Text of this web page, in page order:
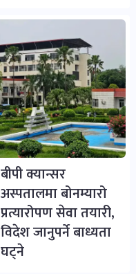
बीपी क्यान्सर
अस्पतालमा बोनम्यारो
प्रत्यारोपण सेवा तयारी,
विदेश जानुपर्ने बाध्यता
घट्ने